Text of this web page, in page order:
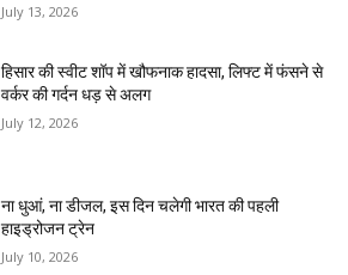
July 13, 2026
हिसार की स्वीट शॉप में खौफनाक हादसा, लिफ्ट में फंसने से
वर्कर की गर्दन धड़ से अलग
July 12, 2026
ना धुआं, ना डीजल, इस दिन चलेगी भारत की पहली
हाइड्रोजन ट्रेन
July 10, 2026